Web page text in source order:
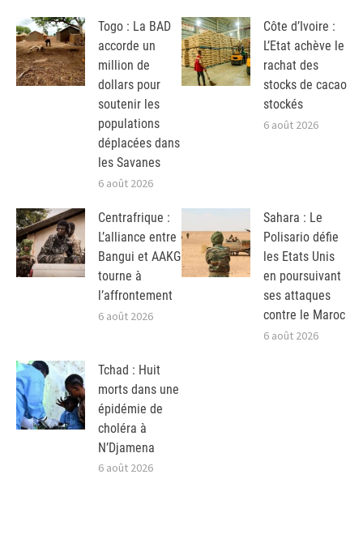
Togo : La BAD
accorde un
million de
dollars pour
soutenir les
populations
déplacées dans
les Savanes
6 août 2026
Côte d’Ivoire :
L’Etat achève le
rachat des
stocks de cacao
stockés
6 août 2026
Centrafrique :
L’alliance entre
Bangui et AAKG
tourne à
l’affrontement
6 août 2026
Sahara : Le
Polisario défie
les Etats Unis
en poursuivant
ses attaques
contre le Maroc
6 août 2026
Tchad : Huit
morts dans une
épidémie de
choléra à
N’Djamena
6 août 2026